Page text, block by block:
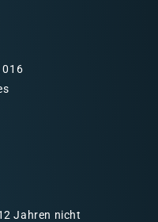
016
Jahren nicht